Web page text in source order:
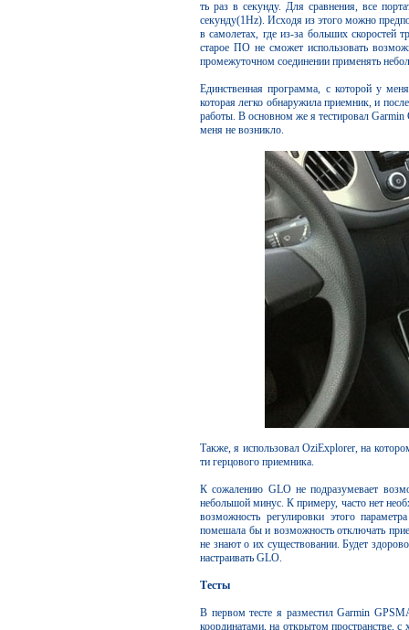
ть раз в секунду. Для сравнения, все
секунду(1Hz). Исходя из этого можно
в самолетах, где из-за больших скоростей
старое ПО не сможет использовать
промежуточном соединении применять
Единственная программа, с которой у
которая легко обнаружила приемник, и
работы. В основном же я тестировал
меня не возникло.
Также, я использовал OziExplorer, на
ти герцового приемника.
К сожалению GLO не подразумевает
небольшой минус. К примеру, часто нет
возможность регулировки этого
помешала бы и возможность отключать
не знают о их существовании. Будет
настраивать GLO.
Тесты
В первом тесте я разместил Garmin
координатами, на открытом пространстве,